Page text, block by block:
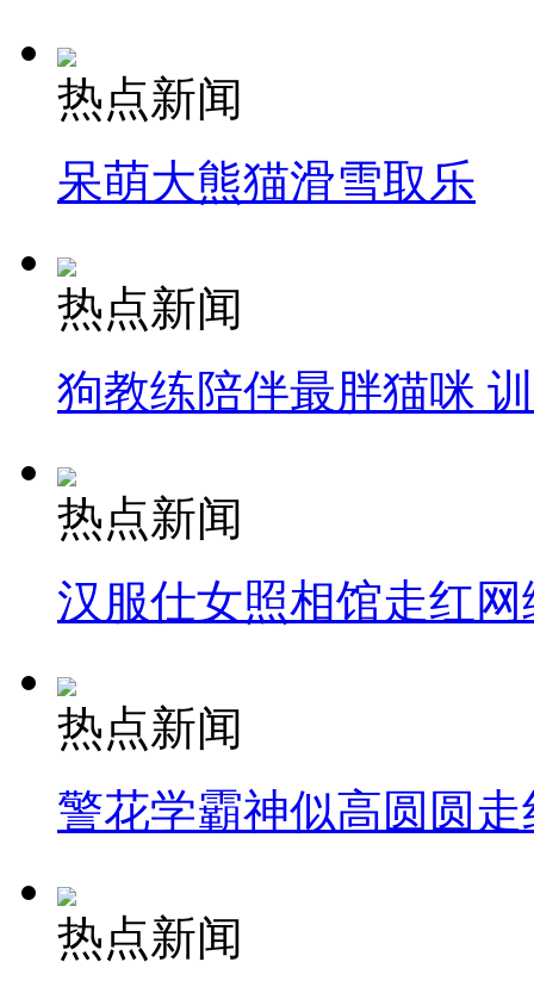
热点新闻
呆萌大熊猫滑雪取乐
热点新闻
狗教练陪伴最胖猫咪
热点新闻
汉服仕女照相馆走红网
热点新闻
警花学霸神似高圆圆走
热点新闻